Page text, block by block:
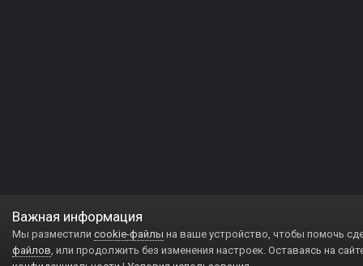
Важная информация
Мы разместили cookie-файлы на ваше устройство, чтобы помочь
файлов, или продолжить без изменения настроек. Оставаясь на